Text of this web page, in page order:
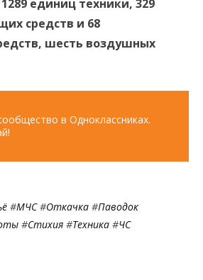
единиц техники, 329
средств и 68
шесть воздушных
в Одноклассниках.
#МЧС#Откачка #Паводок
#Стихия #Техника #ЧС